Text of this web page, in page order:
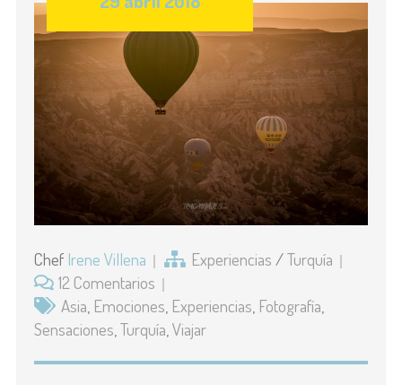
Chef Irene Villena Experiencias /Turquía
12 Comentarios
Asia Emociones Experiencias Fotografía
Sensaciones Turquía Viajar